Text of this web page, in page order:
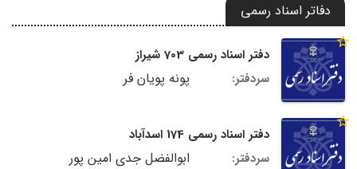
دفاتر اسناد رسمی
دفتر اسناد رسمی 703 شیراز
سردفتر:
پونه پویان فر
دفتر اسناد رسمی 174 اسدآباد
سردفتر:
ابوالفضل جدی امین پور